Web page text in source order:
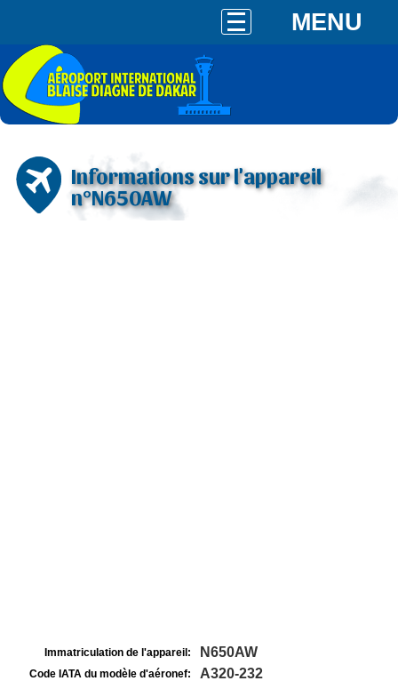
MENU
Informations sur l'appareil
n°N650AW
Immatriculation de l'appareil: N650AW
Code IATA du modèle d'aéronef: A320-232